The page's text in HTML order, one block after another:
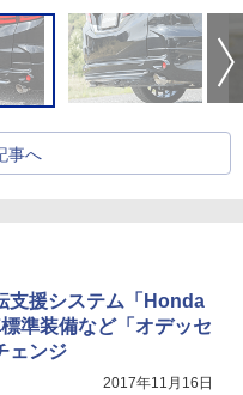
事へ
支援システム「Honda
準装備など「オデッセ
ェンジ
2017年11月16日